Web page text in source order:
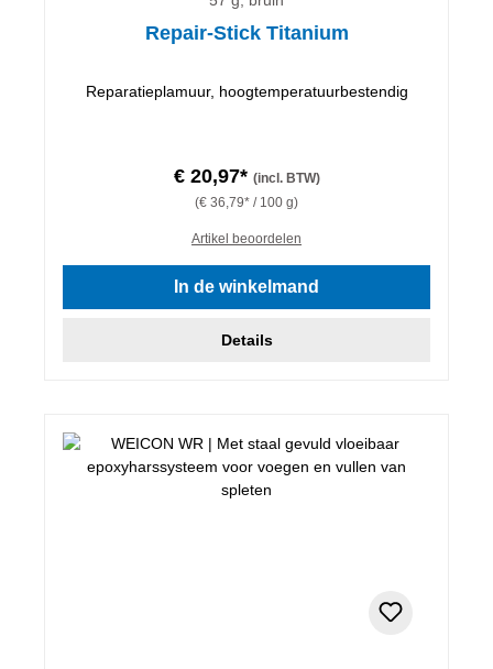
Repair-Stick Titanium
Reparatieplamuur, hoogtemperatuurbestendig
€ 20,97* (incl. BTW)
(€ 36,79* / 100 g)
Artikel beoordelen
In de winkelmand
Details